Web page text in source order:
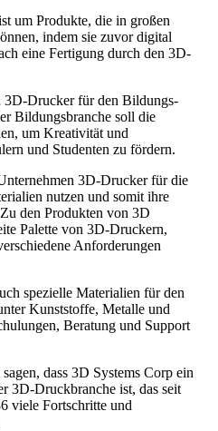
um Produkte, die in großen
indem sie zuvor digital
eine Fertigung durch den 3D-
3D-Drucker für den Bildungs-
Bildungsbranche soll die
um Kreativität und
und Studenten zu fördern.
3D-Drucker für die
nutzen und somit ihre
den Produkten von 3D
Palette von 3D-Druckern,
Anforderungen
spezielle Materialien für den
Kunststoffe, Metalle und
Beratung und Support
dass 3D Systems Corp ein
3D-Druckbranche ist, das seit
viele Fortschritte und